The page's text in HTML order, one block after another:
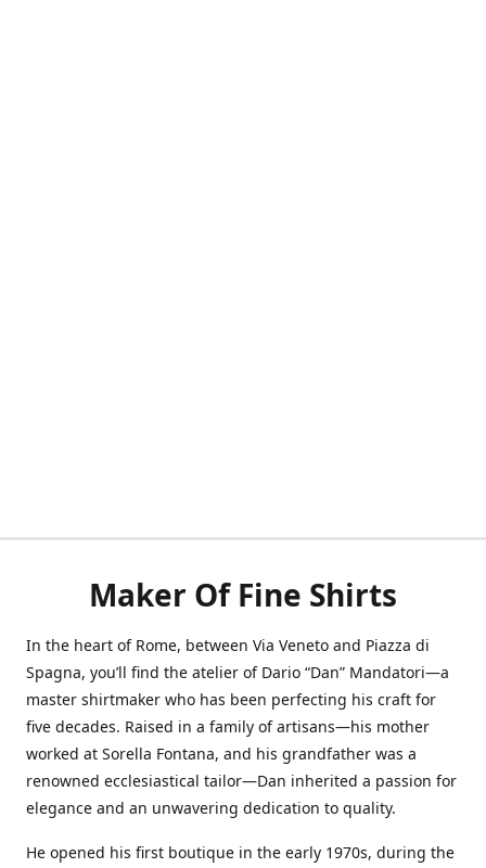
Maker Of Fine Shirts
In the heart of Rome, between Via Veneto and Piazza di
Spagna, you’ll find the atelier of Dario “Dan” Mandatori—a
master shirtmaker who has been perfecting his craft for
five decades. Raised in a family of artisans—his mother
worked at Sorella Fontana, and his grandfather was a
renowned ecclesiastical tailor—Dan inherited a passion for
elegance and an unwavering dedication to quality.
He opened his first boutique in the early 1970s, during the